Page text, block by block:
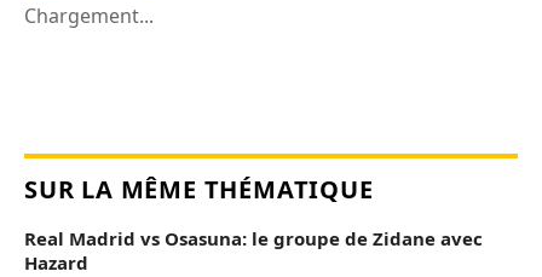
Chargement...
SUR LA MÊME THÉMATIQUE
Real Madrid vs Osasuna: le groupe de Zidane avec
Hazard